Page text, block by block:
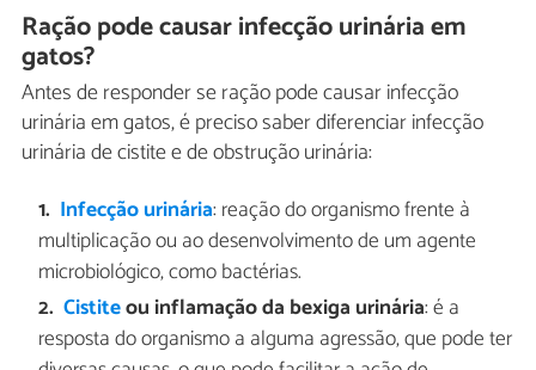
Ração pode causar infecção urinária em
gatos?
Antes de responder se ração pode causar infecção
urinária em gatos, é preciso saber diferenciar infecção
urinária de cistite e de obstrução urinária:
Infecção urinária: reação do organismo frente à
multiplicação ou ao desenvolvimento de um agente
microbiológico, como bactérias.
Cistiteou inflamação da bexiga urinária: é a
resposta do organismo a alguma agressão, que pode ter